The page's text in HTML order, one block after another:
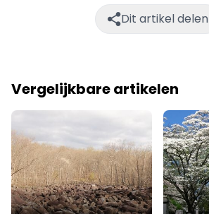
Dit artikel delen
Vergelijkbare artikelen